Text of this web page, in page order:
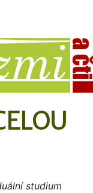
studium